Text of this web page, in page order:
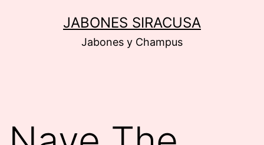
JABONES SIRACUSA
Jabones y Champus